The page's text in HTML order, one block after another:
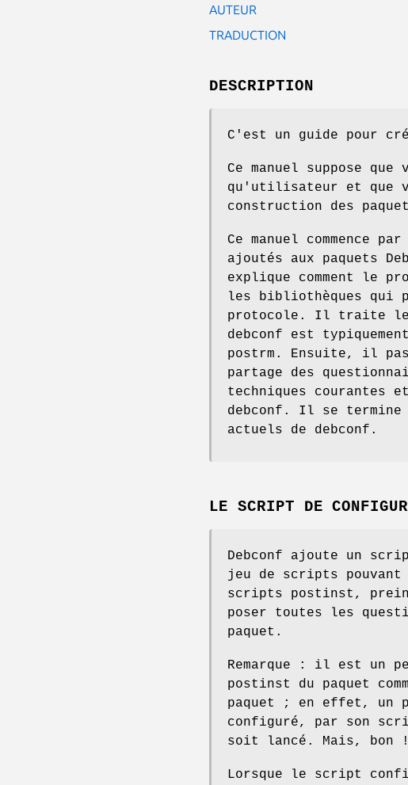
AUTEUR
TRADUCTION
DESCRIPTION
C'est un guide pour
Ce manuel suppose
qu'utilisateur et que
construction des
Ce manuel commence
ajoutés aux paquets
explique comment le
les bibliothèques qui
protocole. Il traite
debconf est
postrm. Ensuite, il
partage des
techniques courantes
debconf. Il se termine
actuels de debconf.
LE SCRIPT DE
Debconf ajoute un
jeu de scripts pouvant
scripts postinst,
poser toutes les
paquet.
Remarque : il est un
postinst du paquet
paquet ; en effet, un
configuré, par son
soit lancé. Mais, bon !
Lorsque le script